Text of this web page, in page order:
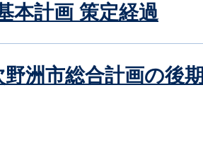
本計画 策定経過
野洲市総合計画の後